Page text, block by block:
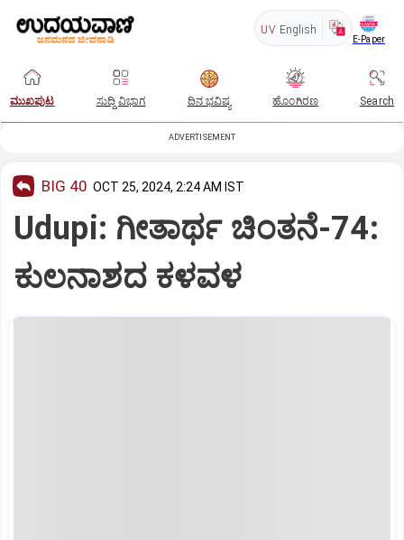
UV English
E-Paper
ಮುಖಪುಟ ಸುದ್ದಿ ವಿಭಾಗ ದಿನ ಭವಿಷ್ಯ ಹೊಂಗಿರಣ Search
ADVERTISEMENT
BIG 40 OCT 25, 2024, 2:24 AM IST
Udupi: ಗೀತಾರ್ಥ ಚಿಂತನೆ-74:
ಕುಲನಾಶದ ಕಳವಳ